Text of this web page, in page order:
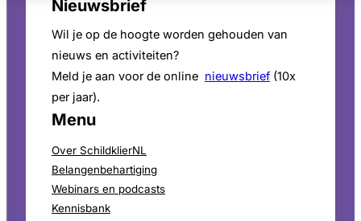
Nieuwsbrief
Wil je op de hoogte worden gehouden van
nieuws en activiteiten?
Meld je aan voor de online nieuwsbrief (10x
per jaar).
Menu
Over SchildklierNL
Belangenbehartiging
Webinars en podcasts
Kennisbank